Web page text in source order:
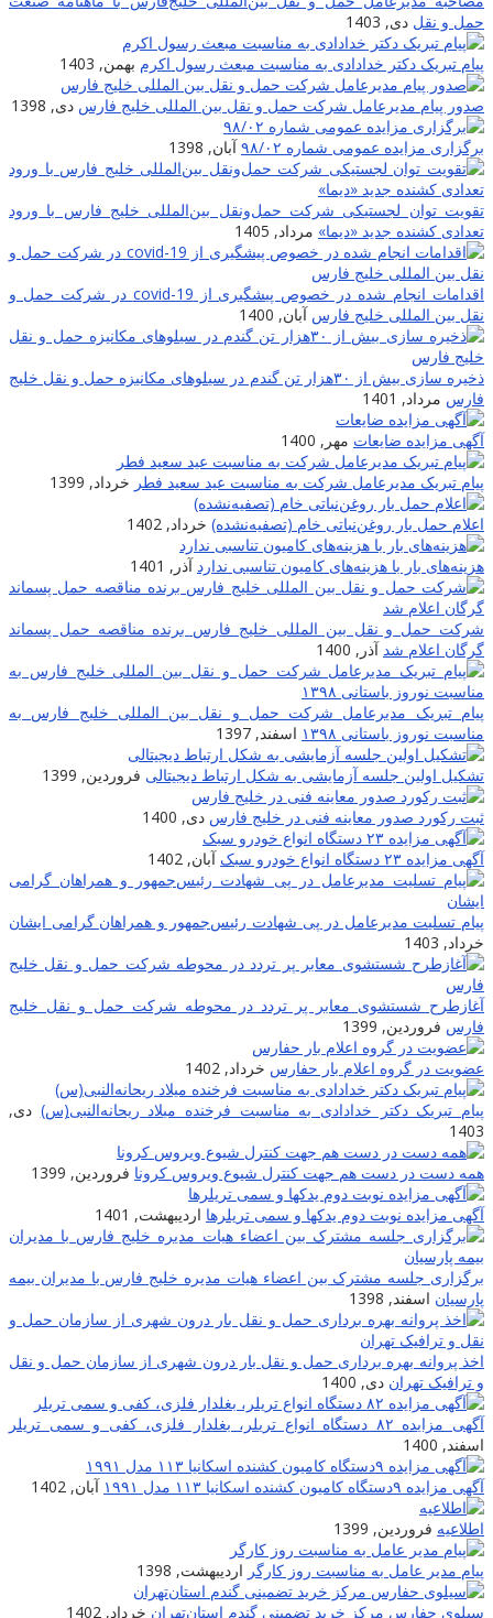
حمل و نقل دی, 1403
پیام تبریک دکتر خدادادی به مناسبت مبعث رسول اکرم بهمن, 1403
صدور پیام مدیرعامل شرکت حمل و نقل بین المللی خلیج فارس دی, 1398
برگزاری مزایده عمومی شماره ۹۸/۰۲
آبان, 1398
تقویت توان لجستیکی شرکت حمل‌ونقل بین‌المللی خلیج فارس با ورود
تعدادی کشنده جدید «دیما» مرداد, 1405
اقدامات انجام شده در خصوص پیشگیری از covid-19 در شرکت حمل و
نقل بین المللی خلیج فارس آبان, 1400
ذخیره سازی بیش از ۳۰هزار تن گندم در سیلوهای مکانیزه حمل و نقل خلیج
فارس مرداد, 1401
آگهی مزایده ضایعات مهر, 1400
پیام تبریک مدیرعامل شرکت به مناسبت عید سعید فطر خرداد, 1399
اعلام حمل بار روغن‌نباتی خام (تصفیه‌نشده) خرداد, 1402
هزینه‌های بار با هزینه‌های کامیون تناسبی ندارد آذر, 1401
شرکت حمل و نقل بین المللی خلیج فارس برنده مناقصه حمل پسماند
گرگان اعلام شد آذر, 1400
پیام تبریک مدیرعامل شرکت حمل و نقل بین المللی خلیج فارس به
مناسبت نوروز باستانی ۱۳۹۸
اسفند, 1397
تشکیل اولین جلسه آزمایشی به شکل ارتباط دیجیتالی فروردین, 1399
ثبت رکورد صدور معاینه فنی در خلیج فارس دی, 1400
آگهی مزایده ۲۳ دستگاه انواع خودرو سبک
آبان, 1402
پیام تسلیت مدیرعامل در پی شهادت‌ رئیس‌جمهور و همراهان گرامی ایشان
خرداد, 1403
آغازطرح شستشوی معابر پر تردد در محوطه شرکت حمل و نقل خلیج
فارس فروردین, 1399
عضویت در گروه اعلام بار حفارس خرداد, 1402
پیام تبریک دکتر خدادادی به مناسبت فرخنده میلاد ریحانه‌النبی(س) دی,
1403
همه دست در دست هم جهت کنترل شیوع ویروس کرونا فروردین, 1399
آگهی مزایده نوبت دوم یدکها و سمی تریلرها اردیبهشت, 1401
برگزاری جلسه مشترک بین اعضاء هیات مدیره خلیج فارس با مدیران بیمه
پارسیان اسفند, 1398
اخذ پروانه بهره برداری حمل و نقل بار درون شهری از سازمان حمل و نقل
و ترافیک تهران دی, 1400
آگهی مزایده ۸۲ دستگاه انواع تریلر، بغلدار فلزی، کفی و سمی تریلر
اسفند, 1400
آگهی مزایده ۹دستگاه کامیون کشنده اسکانیا ۱۱۳ مدل ۱۹۹۱
آبان, 1402
اطلاعیه فروردین, 1399
پیام مدیر عامل به مناسبت روز کارگر اردیبهشت, 1398
سیلوی حفارس مرکز خرید تضمینی گندم استان‌تهران خرداد, 1402